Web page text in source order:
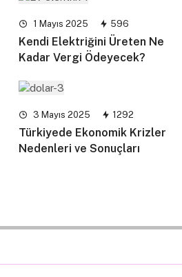
1 Mayıs 2025 596
Kendi Elektriğini Üreten Ne
Kadar Vergi Ödeyecek?
3 Mayıs 2025 1292
Türkiyede Ekonomik Krizler
Nedenleri ve Sonuçları